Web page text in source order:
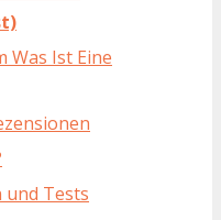
Was Ist Eine
Tests